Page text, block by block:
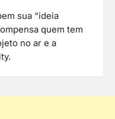
sua “ideia
quem tem
no ar e a